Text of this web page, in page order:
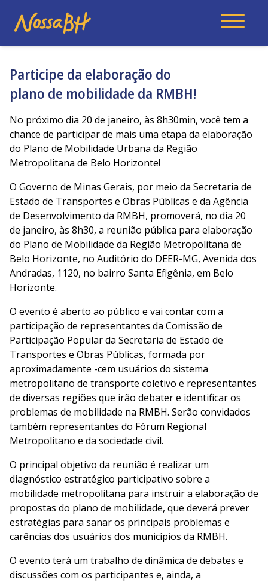
Participe da elaboração do
plano de mobilidade da RMBH!
No próximo dia 20 de janeiro, às 8h30min, você tem a
chance de participar de mais uma etapa da elaboração
do Plano de Mobilidade Urbana da Região
Metropolitana de Belo Horizonte!
O Governo de Minas Gerais, por meio da Secretaria de
Estado de Transportes e Obras Públicas e da Agência
de Desenvolvimento da RMBH, promoverá, no dia 20
de janeiro, às 8h30, a reunião pública para elaboração
do Plano de Mobilidade da Região Metropolitana de
Belo Horizonte, no Auditório do DEER-MG, Avenida dos
Andradas, 1120, no bairro Santa Efigênia, em Belo
Horizonte.
O evento é aberto ao público e vai contar com a
participação de representantes da Comissão de
Participação Popular da Secretaria de Estado de
Transportes e Obras Públicas, formada por
aproximadamente -cem usuários do sistema
metropolitano de transporte coletivo e representantes
de diversas regiões que irão debater e identificar os
problemas de mobilidade na RMBH. Serão convidados
também representantes do Fórum Regional
Metropolitano e da sociedade civil.
O principal objetivo da reunião é realizar um
diagnóstico estratégico participativo sobre a
mobilidade metropolitana para instruir a elaboração de
propostas do plano de mobilidade, que deverá prever
estratégias para sanar os principais problemas e
carências dos usuários dos municípios da RMBH.
O evento terá um trabalho de dinâmica de debates e
discussões com os participantes e, ainda, a